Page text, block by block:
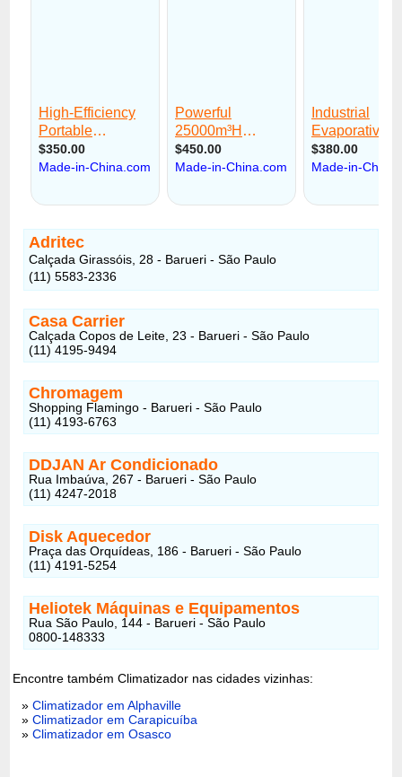
Adritec
Calçada Girassóis, 28 - Barueri - São Paulo
(11) 5583-2336
Casa Carrier
Calçada Copos de Leite, 23 - Barueri - São Paulo
(11) 4195-9494
Chromagem
Shopping Flamingo - Barueri - São Paulo
(11) 4193-6763
DDJAN Ar Condicionado
Rua Imbaúva, 267 - Barueri - São Paulo
(11) 4247-2018
Disk Aquecedor
Praça das Orquídeas, 186 - Barueri - São Paulo
(11) 4191-5254
Heliotek Máquinas e Equipamentos
Rua São Paulo, 144 - Barueri - São Paulo
0800-148333
Encontre também Climatizador nas cidades vizinhas:
»Climatizador em Alphaville
»Climatizador em Carapicuíba
»Climatizador em Osasco